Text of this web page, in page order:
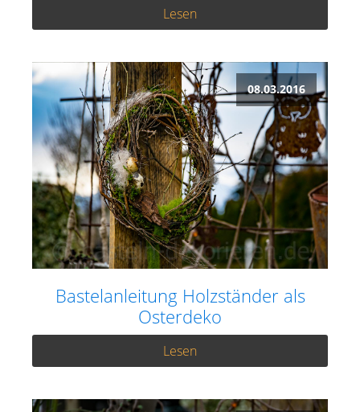
Lesen
08.03.2016
Bastelanleitung Holzständer als
Osterdeko
Lesen